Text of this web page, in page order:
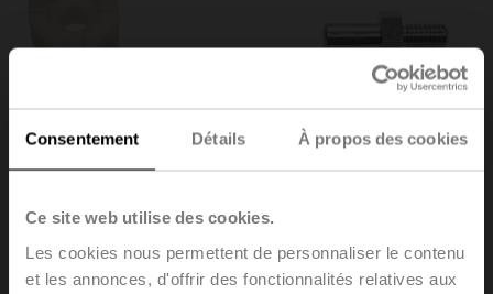
Consentement Détails À propos des cookies
Ce site web utilise des cookies.
Les cookies nous permettent de personnaliser le contenu
et les annonces, d'offrir des fonctionnalités relatives aux